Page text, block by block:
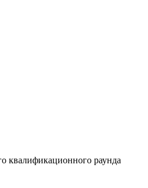
квалификационного раунда